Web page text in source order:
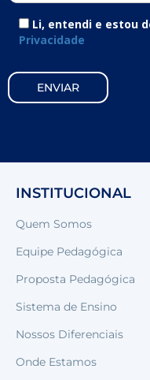
Li, entendi e estou
Privacidade
INSTITUCIONAL
Quem Somos
Equipe Pedagógica
Proposta Pedagógica
Sistema de Ensino
Nossos Diferenciais
Onde Estamos